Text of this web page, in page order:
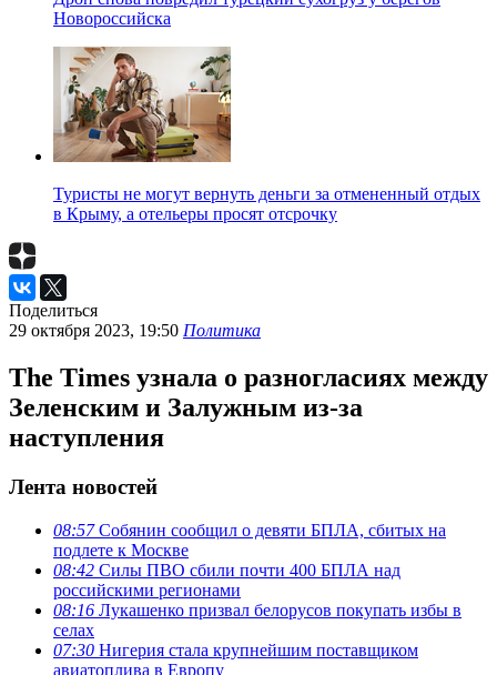
Новороссийска
Туристы не могут вернуть деньги за отмененный отдых
в Крыму, а отельеры просят отсрочку
Поделиться
29 октября 2023, 19:50 Политика
The Times узнала о разногласиях между
Зеленским и Залужным из-за
наступления
Лента новостей
08:57Собянин сообщил о девяти БПЛА, сбитых на
подлете к Москве
08:42 Силы ПВО сбили почти 400 БПЛА над
российскими регионами
08:16 Лукашенко призвал белорусов покупать избы в
селах
07:30 Нигерия стала крупнейшим поставщиком
авиатоплива в Европу